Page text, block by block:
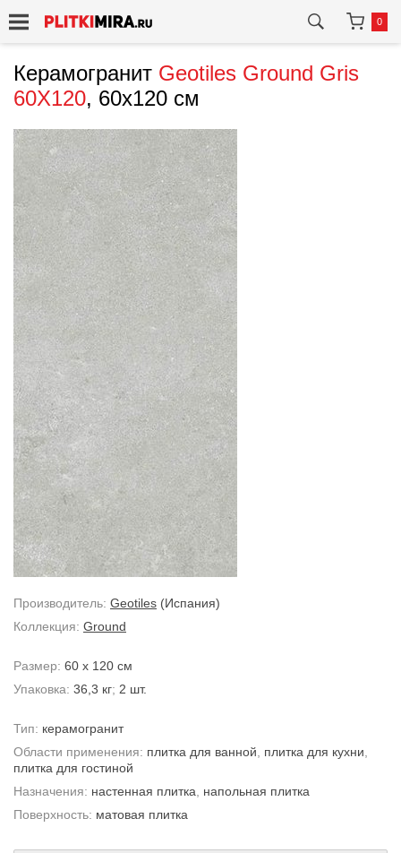
0
Керамогранит Geotiles Ground Gris
60X120, 60x120 см
Производитель: Geotiles (Испания)
Коллекция: Ground
Размер: 60 x 120 см
Упаковка: 36,3 кг; 2 шт.
Тип: керамогранит
Области применения: плитка для ванной плитка для кухни
плитка для гостиной
Назначения: настенная плитка
напольная плитка
Поверхность: матовая плитка